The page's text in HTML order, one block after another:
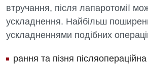
втручання, після лапаротомії
ускладнення. Найбільш
ускладненнями подібних
рання та пізня